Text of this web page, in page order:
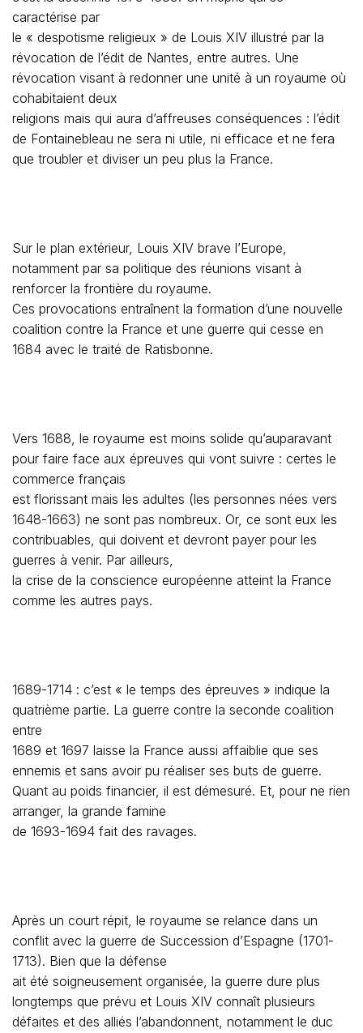
caractérise par
le « despotisme religieux » de Louis XIV illustré par la
révocation de l’édit de Nantes, entre autres. Une
révocation visant à redonner une unité à un royaume où
cohabitaient deux
religions mais qui aura d’affreuses conséquences : l’édit
de Fontainebleau ne sera ni utile, ni efficace et ne fera
que troubler et diviser un peu plus la France.
Sur le plan extérieur, Louis XIV brave l’Europe,
notamment par sa politique des réunions visant à
renforcer la frontière du royaume.
Ces provocations entraînent la formation d’une nouvelle
coalition contre la France et une guerre qui cesse en
1684 avec le traité de Ratisbonne.
Vers 1688, le royaume est moins solide qu’auparavant
pour faire face aux épreuves qui vont suivre : certes le
commerce français
est florissant mais les adultes (les personnes nées vers
1648-1663) ne sont pas nombreux. Or, ce sont eux les
contribuables, qui doivent et devront payer pour les
guerres à venir. Par ailleurs,
la crise de la conscience européenne atteint la France
comme les autres pays.
1689-1714 : c’est « le temps des épreuves » indique la
quatrième partie. La guerre contre la seconde coalition
entre
1689 et 1697 laisse la France aussi affaiblie que ses
ennemis et sans avoir pu réaliser ses buts de guerre.
Quant au poids financier, il est démesuré. Et, pour ne rien
arranger, la grande famine
de 1693-1694 fait des ravages.
Après un court répit, le royaume se relance dans un
conflit avec la guerre de Succession d’Espagne (1701-
1713). Bien que la défense
ait été soigneusement organisée, la guerre dure plus
longtemps que prévu et Louis XIV connaît plusieurs
défaites et des alliés l’abandonnent, notamment le duc